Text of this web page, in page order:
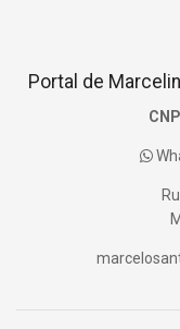
Portal de